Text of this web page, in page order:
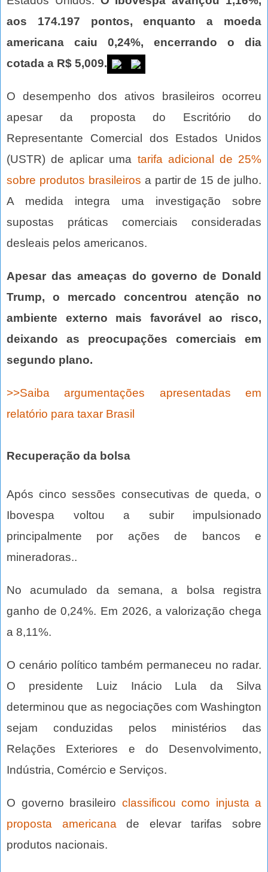
aos 174.197 pontos, enquanto a moeda
americana caiu 0,24%, encerrando o dia
cotada a R$ 5,009.
O desempenho dos ativos brasileiros ocorreu
apesar da proposta do Escritório do
Representante Comercial dos Estados Unidos
(USTR) de aplicar uma tarifa adicional de 25%
sobre produtos brasileiros a partir de 15 de julho.
A medida integra uma investigação sobre
supostas práticas comerciais consideradas
desleais pelos americanos.
Apesar das ameaças do governo de Donald
Trump, o mercado concentrou atenção no
ambiente externo mais favorável ao risco,
deixando as preocupações comerciais em
segundo plano.
>>Saiba argumentações apresentadas em
relatório para taxar Brasil
Recuperação da bolsa
Após cinco sessões consecutivas de queda, o
Ibovespa voltou a subir impulsionado
principalmente por ações de bancos e
mineradoras..
No acumulado da semana, a bolsa registra
ganho de 0,24%. Em 2026, a valorização chega
a 8,11%.
O cenário político também permaneceu no radar.
O presidente Luiz Inácio Lula da Silva
determinou que as negociações com Washington
sejam conduzidas pelos ministérios das
Relações Exteriores e do Desenvolvimento,
Indústria, Comércio e Serviços.
O governo brasileiro classificou como injusta a
proposta americana de elevar tarifas sobre
produtos nacionais.